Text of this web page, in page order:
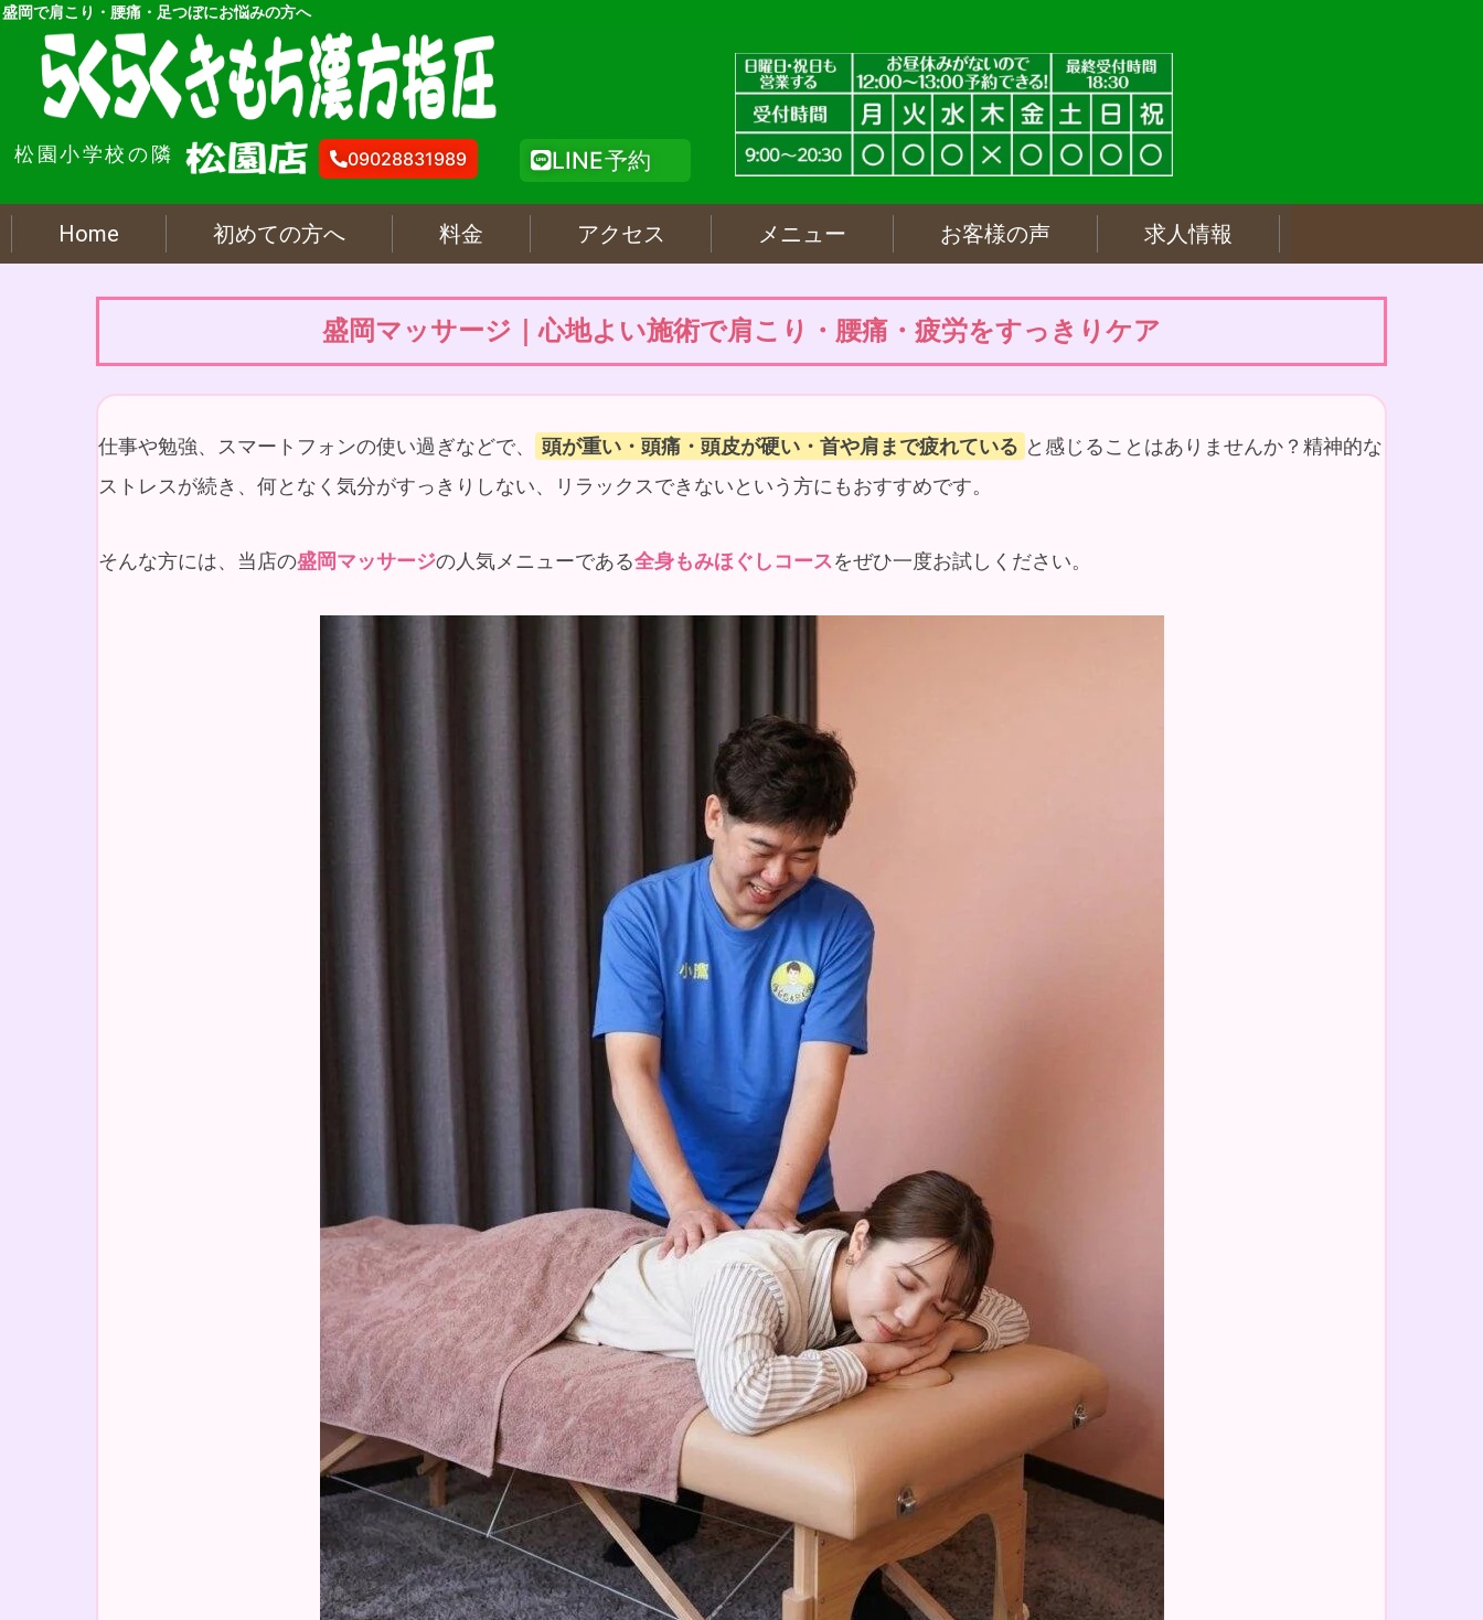
内
ッ
盛岡で肩こり・腰痛・足つぼにお悩みの方へ
松園小学校の隣 09028831989 LINE予約
Home 初めての方へ 料金 アクセス メニュー お客様の声 求人情報
盛岡マッサージ｜心地よい施術で肩こり・腰痛・疲労をすっきりケア
仕事や勉強、スマートフォンの使い過ぎなどで、 頭が重い・頭痛・頭皮が硬い・首や肩まで疲れている と感じることはありませんか？精神的な
ストレスが続き、何となく気分がすっきりしない、リラックスできないという方にもおすすめです。
そんな方には、当店の盛岡マッサージの人気メニューである全身もみほぐしコースをぜひ一度お試しください。